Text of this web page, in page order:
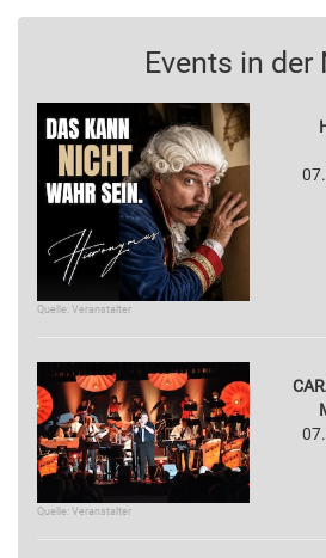
Events in der
Quelle: Veranstalter
Quelle: Veranstalter